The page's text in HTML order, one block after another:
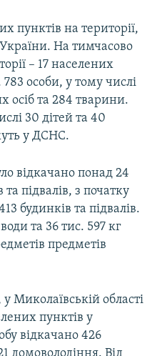
пунктів на території,
На тимчасово
– 17 населених
особи, у тому числі
осіб та 284 тварини.
30 дітей та 40
у ДСНС.
відкачано понад 24
підвалів, з початку
будинків та підвалів.
та 36 тис. 597 кг
предметів
Миколаївській області
пунктів у
відкачано 426